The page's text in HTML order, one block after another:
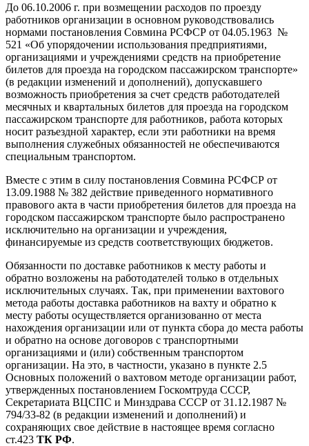
До 06.10.2006 г. при возмещении расходов по проезду
работников организации в основном руководствовались
нормами постановления Совмина РСФСР от 04.05.1963 №
521 «Об упорядочении использования предприятиями,
организациями и учреждениями средств на приобретение
билетов для проезда на городском пассажирском транспорте»
(в редакции изменений и дополнений), допускавшего
возможность приобретения за счет средств работодателей
месячных и квартальных билетов для проезда на городском
пассажирском транспорте для работников, работа которых
носит разъездной характер, если эти работники на время
выполнения служебных обязанностей не обеспечиваются
специальным транспортом.
Вместе с этим в силу постановления Совмина РСФСР от
13.09.1988 № 382 действие приведенного нормативного
правового акта в части приобретения билетов для проезда на
городском пассажирском транспорте было распространено
исключительно на организации и учреждения,
финансируемые из средств соответствующих бюджетов.
Обязанности по доставке работников к месту работы и
обратно возложены на работодателей только в отдельных
исключительных случаях. Так, при применении вахтового
метода работы доставка работников на вахту и обратно к
месту работы осуществляется организованно от места
нахождения организации или от пункта сбора до места работы
и обратно на основе договоров с транспортными
организациями и (или) собственным транспортом
организации. На это, в частности, указано в пункте 2.5
Основных положений о вахтовом методе организации работ,
утвержденных постановлением Госкомтруда СССР,
Секретариата ВЦСПС и Минздрава СССР от 31.12.1987 №
794/33-82 (в редакции изменений и дополнений) и
сохраняющих свое действие в настоящее время согласно
ст.423 ТК РФ.